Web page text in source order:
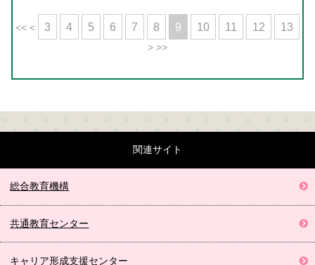
<< < 3 4 5 6 7 8 9 10 11 12 13
> >>
関連サイト
総合教育機構
共通教育センター
キャリア形成支援センター